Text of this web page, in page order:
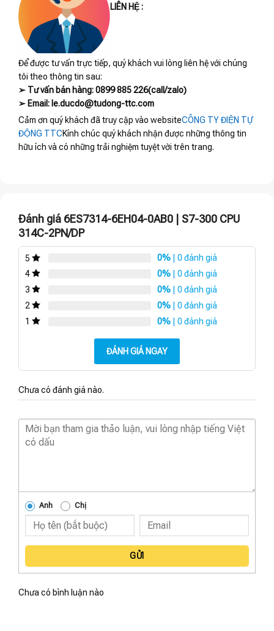
LIÊN HỆ :
Để được tư vấn trực tiếp, quý khách vui lòng liên hệ với chúng
tôi theo thông tin sau:
➢ Tư vấn bán hàng: 0899 885 226(call/zalo)
➢ Email: le.ducdo@tudong-ttc.com
Cảm ơn quý khách đã truy cập vào websiteCÔNG TY ĐIỆN TỰ
ĐỘNG TTCKính chúc quý khách nhận được những thông tin
hữu ích và có những trải nghiệm tuyệt vời trên trang.
Đánh giá 6ES7314-6EH04-0AB0 | S7-300 CPU
314C-2PN/DP
5 0% | 0 đánh giá
4
0% | 0 đánh giá
3
0% | 0 đánh giá
2
0% | 0 đánh giá
1
0% | 0 đánh giá
ĐÁNH GIÁ NGAY
Chưa có đánh giá nào.
Anh Chị
GỬI
Chưa có bình luận nào